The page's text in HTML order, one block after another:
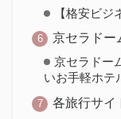
【格安ビジ
京セラドー
京セラドー
いお手軽ホテ
各旅行サイ